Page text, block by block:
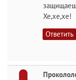
Хе,хе,хе!
Ответить